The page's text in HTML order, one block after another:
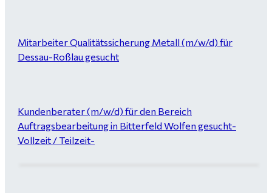
Mitarbeiter Qualitätssicherung Metall (m/w/d) für
Dessau-Roßlau gesucht
Kundenberater (m/w/d) für den Bereich
Auftragsbearbeitung in Bitterfeld Wolfen gesucht-
Vollzeit / Teilzeit-